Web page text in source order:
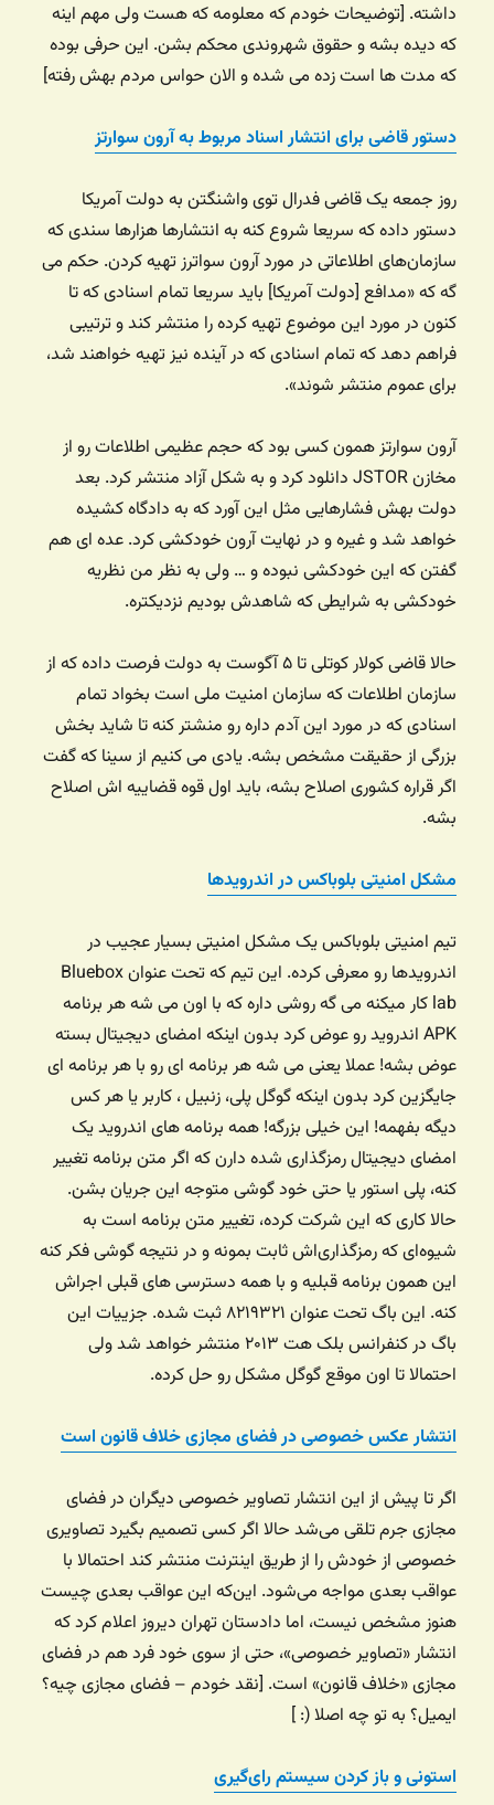
داشته. [توضیحات خودم که معلومه که هست ولی مهم اینه
که دیده بشه و حقوق شهروندی محکم بشن. این حرفی بوده
که مدت ها است زده می شده و الان حواس مردم بهش رفته]
دستور قاضی برای انتشار اسناد مربوط به آرون سوارتز
روز جمعه یک قاضی فدرال توی واشنگتن به دولت آمریکا
دستور داده که سریعا شروع کنه به انتشارها هزارها سندی که
سازمان‌های اطلاعاتی در مورد آرون سواترز تهیه کردن. حکم می
گه که «مدافع [دولت آمریکا] باید سریعا تمام اسنادی که تا
کنون در مورد این موضوع تهیه کرده را منتشر کند و ترتیبی
فراهم دهد که تمام اسنادی که در آینده نیز تهیه خواهند شد،
برای عموم منتشر شوند».
آرون سوارتز همون کسی بود که حجم عظیمی اطلاعات رو از
مخازن JSTOR دانلود کرد و به شکل آزاد منتشر کرد. بعد
دولت بهش فشارهایی مثل این آورد که به دادگاه کشیده
خواهد شد و غیره و در نهایت آرون خودکشی کرد. عده ای هم
گفتن که این خودکشی نبوده و … ولی به نظر من نظریه
خودکشی به شرایطی که شاهدش بودیم نزدیکتره.
حالا قاضی کولار کوتلی تا ۵ آگوست به دولت فرصت داده که از
سازمان اطلاعات که سازمان امنیت ملی است بخواد تمام
اسنادی که در مورد این آدم داره رو منشتر کنه تا شاید بخش
بزرگی از حقیقت مشخص بشه. یادی می کنیم از سینا که گفت
اگر قراره کشوری اصلاح بشه، باید اول قوه قضاییه اش اصلاح
بشه.
مشکل امنیتی بلوباکس در اندرویدها
تیم امنیتی بلوباکس یک مشکل امنیتی بسیار عجیب در
اندرویدها رو معرفی کرده. این تیم که تحت عنوان Bluebox
lab کار میکنه می گه روشی داره که با اون می شه هر برنامه
APK اندروید رو عوض کرد بدون اینکه امضای دیجیتال بسته
عوض بشه! عملا یعنی می شه هر برنامه ای رو با هر برنامه ای
جایگزین کرد بدون اینکه گوگل پلی، زنبیل ، کاربر یا هر کس
دیگه بفهمه! این خیلی بزرگه! همه برنامه های اندروید یک
امضای دیجیتال رمزگذاری شده دارن که اگر متن برنامه تغییر
کنه، پلی استور یا حتی خود گوشی متوجه این جریان بشن.
حالا کاری که این شرکت کرده، تغییر متن برنامه است به
شیوه‌ای که رمزگذاری‌اش ثابت بمونه و در نتیجه گوشی فکر کنه
این همون برنامه قبلیه و با همه دسترسی های قبلی اجراش
کنه. این باگ تحت عنوان ۸۲۱۹۳۲۱ ثبت شده. جزییات این
باگ در کنفرانس بلک هت ۲۰۱۳ منتشر خواهد شد ولی
احتمالا تا اون موقع گوگل مشکل رو حل کرده.
انتشار عکس خصوصی در فضای مجازی خلاف قانون است
اگر تا پیش از این انتشار تصاویر خصوصی دیگران در فضای
مجازی جرم تلقی می‌شد حالا اگر کسی تصمیم بگیرد تصاویری
خصوصی از خودش را از طریق اینترنت منتشر کند احتمالا با
عواقب بعدی مواجه می‌شود. این‌که این عواقب بعدی چیست
هنوز مشخص نیست، اما دادستان تهران دیروز اعلام کرد که
انتشار «تصاویر خصوصی»، حتی از سوی خود فرد هم در فضای
مجازی «خلاف قانون» است. [نقد خودم – فضای مجازی چیه؟
ایمیل؟ به تو چه اصلا (: ]
استونی و باز کردن سیستم رای‌گیری